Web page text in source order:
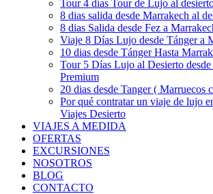
Tour 4 días Tour de Lujo al
8 dias salida desde Marrakech al
8 dias Salida desde Fez a
Viaje 8 Días Lujo desde Tánger a
10 dias desde Tánger Hasta
Tour 5 Días Lujo al Desierto
Premium
20 dias desde Tanger ( Marruecos
Por qué contratar un viaje de lujo
Viajes Desierto
VIAJES A MEDIDA
OFERTAS
EXCURSIONES
NOSOTROS
BLOG
CONTACTO